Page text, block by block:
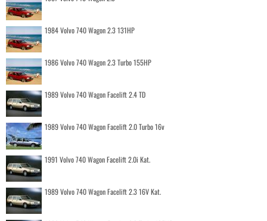
1984 Volvo 740 Wagon 2.3 131HP
1986 Volvo 740 Wagon 2.3 Turbo 155HP
1989 Volvo 740 Wagon Facelift 2.4 TD
1989 Volvo 740 Wagon Facelift 2.0 Turbo 16v
1991 Volvo 740 Wagon Facelift 2.0i Kat.
1989 Volvo 740 Wagon Facelift 2.3 16V Kat.